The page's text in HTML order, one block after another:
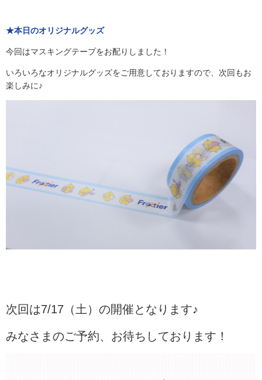
★本日のオリジナルグッズ
今回はマスキングテープをお配りしました！
いろいろなオリジナルグッズをご用意しておりますので、次回もお
楽しみに♪
次回は7/17（土）の開催となります♪
みなさまのご予約、お待ちしております！